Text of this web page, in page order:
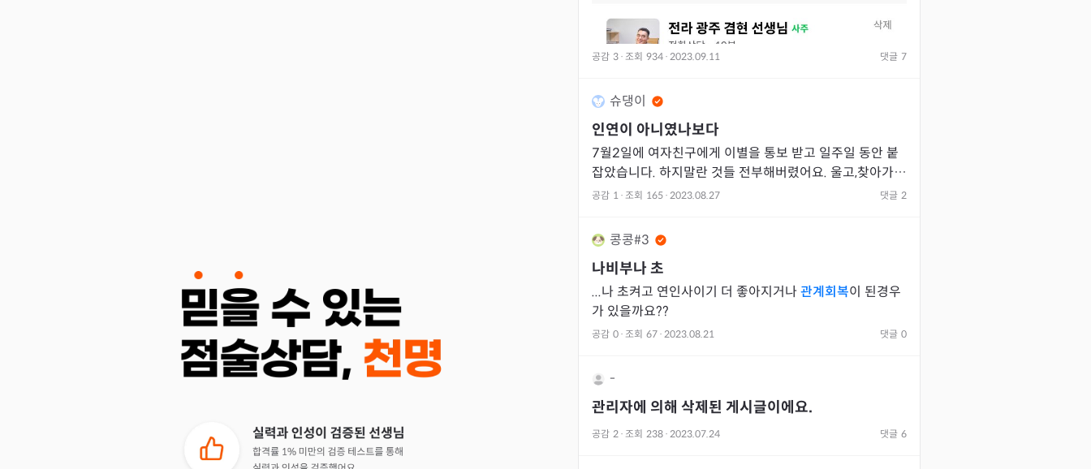
공감 3 · 조회 934 · 2023.09.11 댓글 7
슈댕이
인연이 아니였나보다
7월2일에 여자친구에게 이별을 통보 받고 일주일 동안 붙
잡았습니다. 하지말란 것들 전부해버렸어요. 울고,찾아가
고,전화에 장문톡까지 그럴수록 여차친구는 더욱 단호해지
공감 1 · 조회 165 · 2023.08.27 댓글 2
콩콩#3
나비부나 초
...나 초켜고 연인사이기 더 좋아지거나관계회복이 된경우
가 있을까요??
공감 0 · 조회 67 · 2023.08.21 댓글 0
-
관리자에 의해 삭제된 게시글이에요.
공감 2 · 조회 238 · 2023.07.24 댓글 6